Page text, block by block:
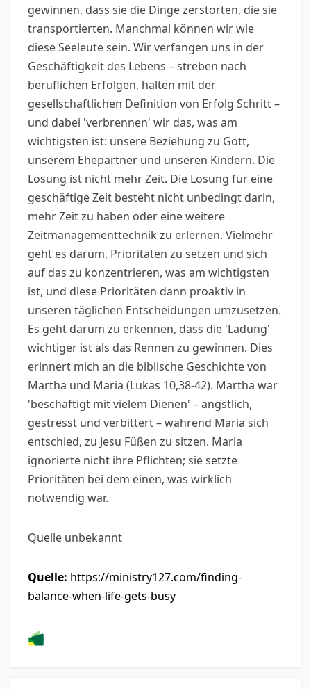
gewinnen, dass sie die Dinge zerstörten, die sie
transportierten. Manchmal können wir wie
diese Seeleute sein. Wir verfangen uns in der
Geschäftigkeit des Lebens – streben nach
beruflichen Erfolgen, halten mit der
gesellschaftlichen Definition von Erfolg Schritt –
und dabei 'verbrennen' wir das, was am
wichtigsten ist: unsere Beziehung zu Gott,
unserem Ehepartner und unseren Kindern. Die
Lösung ist nicht mehr Zeit. Die Lösung für eine
geschäftige Zeit besteht nicht unbedingt darin,
mehr Zeit zu haben oder eine weitere
Zeitmanagementtechnik zu erlernen. Vielmehr
geht es darum, Prioritäten zu setzen und sich
auf das zu konzentrieren, was am wichtigsten
ist, und diese Prioritäten dann proaktiv in
unseren täglichen Entscheidungen umzusetzen.
Es geht darum zu erkennen, dass die 'Ladung'
wichtiger ist als das Rennen zu gewinnen. Dies
erinnert mich an die biblische Geschichte von
Martha und Maria (Lukas 10,38-42). Martha war
'beschäftigt mit vielem Dienen' – ängstlich,
gestresst und verbittert – während Maria sich
entschied, zu Jesu Füßen zu sitzen. Maria
ignorierte nicht ihre Pflichten; sie setzte
Prioritäten bei dem einen, was wirklich
notwendig war.
Quelle unbekannt
Quelle: https://ministry127.com/finding-
balance-when-life-gets-busy